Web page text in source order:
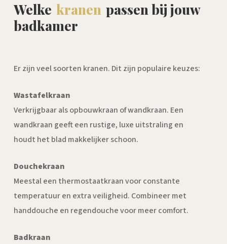
Welke kranen passen bij jouw
badkamer
Er zijn veel soorten kranen. Dit zijn populaire keuzes:
Wastafelkraan
Verkrijgbaar als opbouwkraan of wandkraan. Een
wandkraan geeft een rustige, luxe uitstraling en
houdt het blad makkelijker schoon.
Douchekraan
Meestal een thermostaatkraan voor constante
temperatuur en extra veiligheid. Combineer met
handdouche en regendouche voor meer comfort.
Badkraan